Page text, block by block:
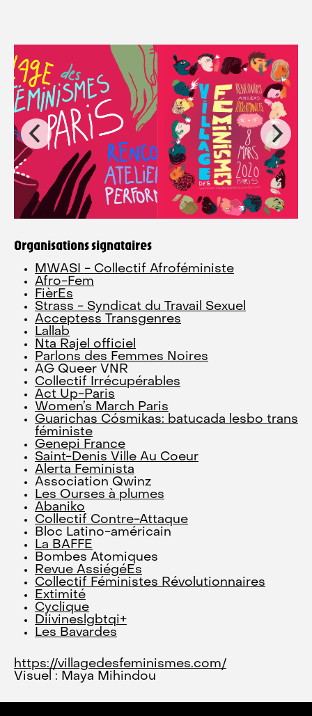
Organisations signataires
MWASI - Collectif Afroféministe
Afro-Fem
FièrEs
Strass - Syndicat du Travail Sexuel
Acceptess Transgenres
Lallab
Nta Rajel officiel
Parlons des Femmes Noires
AG Queer VNR
Collectif Irrécupérables
Act Up-Paris
Women’s March Paris
Guarichas Cósmikas: batucada lesbo trans
féministe
Genepi France
Saint-Denis Ville Au Coeur
Alerta Feminista
Association Qwinz
Les Ourses à plumes
Abaniko
Collectif Contre-Attaque
Bloc Latino-américain
La BAFFE
Bombes Atomiques
Revue AssiégéEs
Collectif Féministes Révolutionnaires
Extimité
Cyclique
Diivineslgbtqi+
Les Bavardes
https://villagedesfeminismes.com/
Visuel : Maya Mihindou